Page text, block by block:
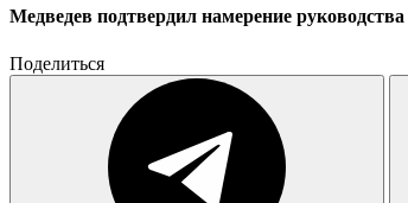
Медведев подтвердил намерение
Поделиться